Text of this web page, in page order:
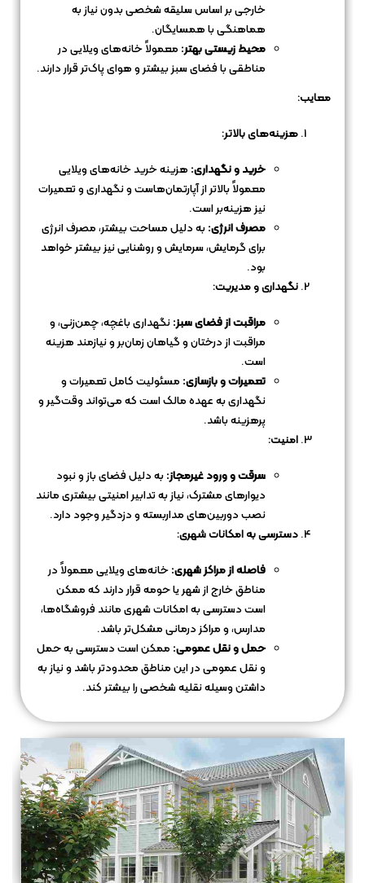
خارجی بر اساس سلیقه شخصی بدون نیاز به
هماهنگی با همسایگان.
محیط زیستی بهتر: معمولاً خانه‌های ویلایی در
مناطقی با فضای سبز بیشتر و هوای پاک‌تر قرار دارند.
معایب:
هزینه‌های بالاتر:
خرید و نگهداری: هزینه خرید خانه‌های ویلایی
معمولاً بالاتر از آپارتمان‌هاست و نگهداری و تعمیرات
نیز هزینه‌بر است.
مصرف انرژی:به دلیل مساحت بیشتر، مصرف انرژی
برای گرمایش، سرمایش و روشنایی نیز بیشتر خواهد
بود.
نگهداری و مدیریت:
مراقبت از فضای سبز:نگهداری باغچه، چمن‌زنی، و
مراقبت از درختان و گیاهان زمان‌بر و نیازمند هزینه
است.
تعمیرات و بازسازی: مسئولیت کامل تعمیرات و
نگهداری به عهده مالک است که می‌تواند وقت‌گیر و
پرهزینه باشد.
امنیت:
سرقت و ورود غیرمجاز:به دلیل فضای باز و نبود
دیوارهای مشترک، نیاز به تدابیر امنیتی بیشتری مانند
نصب دوربین‌های مداربسته و دزدگیر وجود دارد.
دسترسی به امکانات شهری:
فاصله از مراکز شهری:خانه‌های ویلایی معمولاً در
مناطق خارج از شهر یا حومه قرار دارند که ممکن
است دسترسی به امکانات شهری مانند فروشگاه‌ها،
مدارس، و مراکز درمانی مشکل‌تر باشد.
حمل و نقل عمومی: ممکن است دسترسی به حمل
و نقل عمومی در این مناطق محدودتر باشد و نیاز به
داشتن وسیله نقلیه شخصی را بیشتر کند.